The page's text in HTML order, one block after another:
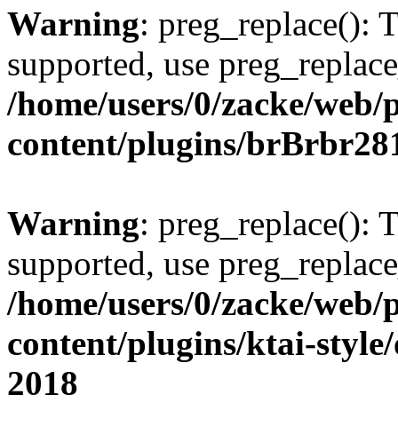
Warning: preg_replace():
supported, use
/home/users/0/zacke/
content/plugins/
Warning: preg_replace():
supported, use
/home/users/0/zacke/
content/plugins/ktai-
2018